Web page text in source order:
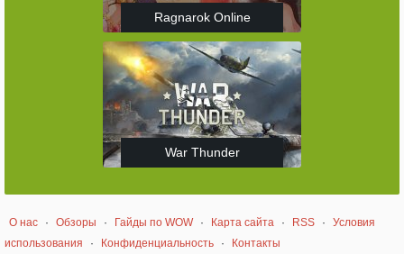
Ragnarok Online
War Thunder
О нас · Обзоры · Гайды по WOW · Карта сайта · RSS ·
Условия
использования
· Конфиденциальность · Контакты